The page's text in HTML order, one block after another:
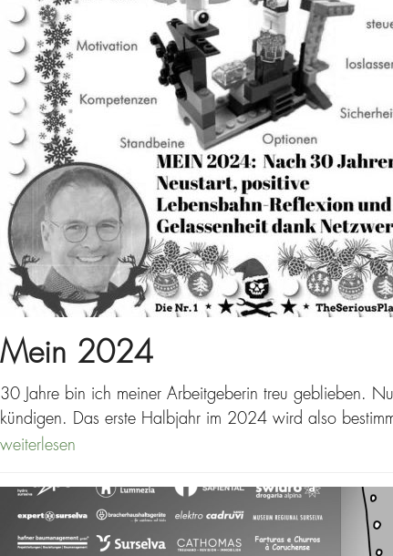
Mein 2024
30 Jahre bin ich meiner Arbeitgeberin treu geblieben.
kündigen. Das erste Halbjahr im 2024 wird also
weiterlesen